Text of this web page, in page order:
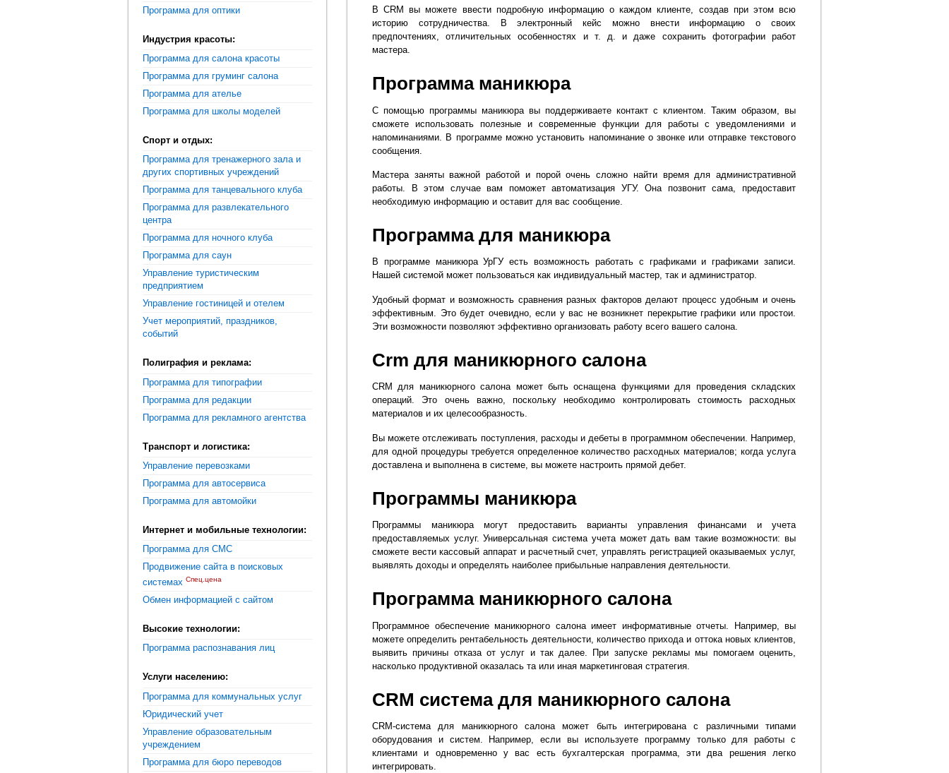
В CRM вы можете ввести подробную информацию о каждом клиенте, создав при этом всю
историю сотрудничества. В электронный кейс можно внести информацию о своих
предпочтениях, отличительных особенностях и т. д. и даже сохранить фотографии работ
мастера.
Программа маникюра
С помощью программы маникюра вы поддерживаете контакт с клиентом. Таким образом, вы
сможете использовать полезные и современные функции для работы с уведомлениями и
напоминаниями. В программе можно установить напоминание о звонке или отправке текстового
сообщения.
Мастера заняты важной работой и порой очень сложно найти время для административной
работы. В этом случае вам поможет автоматизация УГУ. Она позвонит сама, предоставит
необходимую информацию и оставит для вас сообщение.
Программа для маникюра
В программе маникюра УрГУ есть возможность работать с графиками и графиками записи.
Нашей системой может пользоваться как индивидуальный мастер, так и администратор.
Удобный формат и возможность сравнения разных факторов делают процесс удобным и очень
эффективным. Это будет очевидно, если у вас не возникнет перекрытие графики или простои.
Эти возможности позволяют эффективно организовать работу всего вашего салона.
Crm для маникюрного салона
CRM для маникюрного салона может быть оснащена функциями для проведения складских
операций. Это очень важно, поскольку необходимо контролировать стоимость расходных
материалов и их целесообразность.
Вы можете отслеживать поступления, расходы и дебеты в программном обеспечении. Например,
для одной процедуры требуется определенное количество расходных материалов; когда услуга
доставлена и выполнена в системе, вы можете настроить прямой дебет.
Программы маникюра
Программы маникюра могут предоставить варианты управления финансами и учета
предоставляемых услуг. Универсальная система учета может дать вам такие возможности: вы
сможете вести кассовый аппарат и расчетный счет, управлять регистрацией оказываемых услуг,
выявлять доходы и определять наиболее прибыльные направления деятельности.
Программа маникюрного салона
Программное обеспечение маникюрного салона имеет информативные отчеты. Например, вы
можете определить рентабельность деятельности, количество прихода и оттока новых клиентов,
выявить причины отказа от услуг и так далее. При запуске рекламы мы помогаем оценить,
насколько продуктивной оказалась та или иная маркетинговая стратегия.
CRM система для маникюрного салона
CRM-система для маникюрного салона может быть интегрирована с различными типами
оборудования и систем. Например, если вы используете программу только для работы с
клиентами и одновременно у вас есть бухгалтерская программа, эти два решения легко
интегрировать.
Программа для оптики
Индустрия красоты:
Программа для салона красоты
Программа для груминг салона
Программа для ателье
Программа для школы моделей
Спорт и отдых:
Программа для тренажерного зала и
других спортивных учреждений
Программа для танцевального клуба
Программа для развлекательного
центра
Программа для ночного клуба
Программа для саун
Управление туристическим
предприятием
Управление гостиницей и отелем
Учет мероприятий, праздников,
событий
Полиграфия и реклама:
Программа для типографии
Программа для редакции
Программа для рекламного агентства
Транспорт и логистика:
Управление перевозками
Программа для автосервиса
Программа для автомойки
Интернет и мобильные технологии:
Программа для СМС
Продвижение сайта в поисковых
системах Спец.цена
Обмен информацией с сайтом
Высокие технологии:
Программа распознавания лиц
Услуги населению:
Программа для коммунальных услуг
Юридический учет
Управление образовательным
учреждением
Программа для бюро переводов